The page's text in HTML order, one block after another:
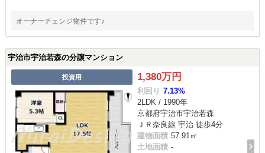
オーナーチェンジ物件です♪
宇治市宇治若森の分譲マンション
投資用 1,380万円
利回り 7.13%
2LDK / 1990年
京都府宇治市宇治若森
ＪＲ奈良線 宇治 徒歩4分
建物面積 57.91㎡
土地面積 -